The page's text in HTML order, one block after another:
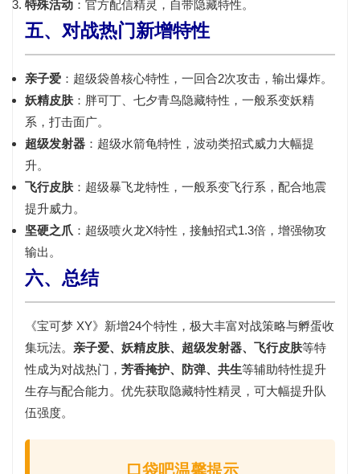
特殊活动 ：官方配信精灵，自带隐藏特性。
五、对战热门新增特性
亲子爱 ：超级袋兽核心特性，一回合2次攻击，输出爆炸。
妖精皮肤：胖可丁、七夕青鸟隐藏特性，一般系变妖精
系，打击面广。
超级发射器 ：超级水箭龟特性，波动类招式威力大幅提
升。
飞行皮肤：超级暴飞龙特性，一般系变飞行系，配合地震
提升威力。
坚硬之爪 ：超级喷火龙X特性，接触招式1.3倍，增强物攻
输出。
六、总结
《宝可梦 XY》新增24个特性，极大丰富对战策略与孵蛋收
集玩法。 亲子爱、妖精皮肤、超级发射器、飞行皮肤等特
性成为对战热门， 芳香掩护、防弹、共生等辅助特性提升
生存与配合能力。优先获取隐藏特性精灵，可大幅提升队
伍强度。
口袋吧温馨提示